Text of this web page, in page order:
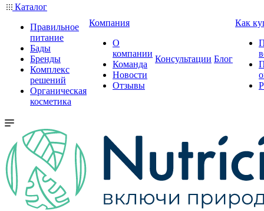
Каталог
Правильное
питание
Бады
Бренды
Комплекс
решений
Органическая
косметика
Компания
О
компании
Команда
Новости
Отзывы
Консультации Блог
Как